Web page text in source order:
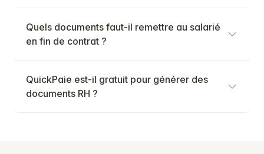
Quels documents faut-il remettre au salarié
en fin de contrat ?
QuickPaie est-il gratuit pour générer des
documents RH ?